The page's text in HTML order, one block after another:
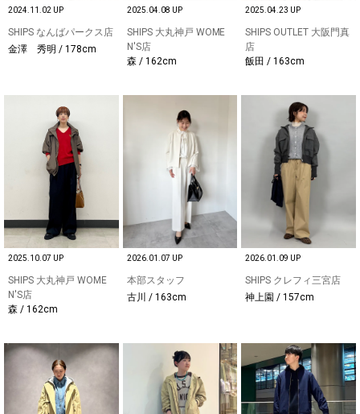
2024.11.02 UP
SHIPS なんばパークス店
金澤 秀明 / 178cm
2025.04.08 UP
SHIPS 大丸神戸 WOME
N'S店
森 / 162cm
2025.04.23 UP
SHIPS OUTLET 大阪門真
店
飯田 / 163cm
2025.10.07 UP
SHIPS 大丸神戸 WOME
N'S店
森 / 162cm
2026.01.07 UP
本部スタッフ
古川 / 163cm
2026.01.09 UP
SHIPS クレフィ三宮店
神上園 / 157cm